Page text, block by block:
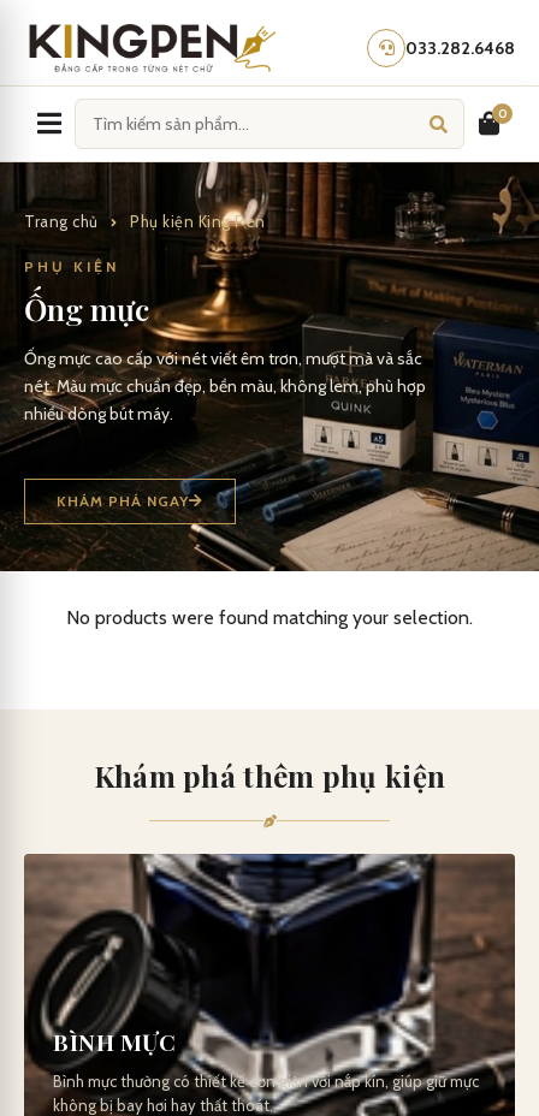
content
033.282.6468
0
Trang chủ Phụ kiện King Pen
PHỤ KIỆN
Ống mực
Ống mực cao cấp với nét viết êm trơn, mượt mà và sắc
nét. Màu mực chuẩn đẹp, bền màu, không lem, phù hợp
nhiều dòng bút máy.
KHÁM PHÁ NGAY
No products were found matching your selection.
Khám phá thêm phụ kiện
BÌNH MỰC
Bình mực thường có thiết kế đơn giản với nắp kín, giúp giữ mực
không bị bay hơi hay thất thoát.